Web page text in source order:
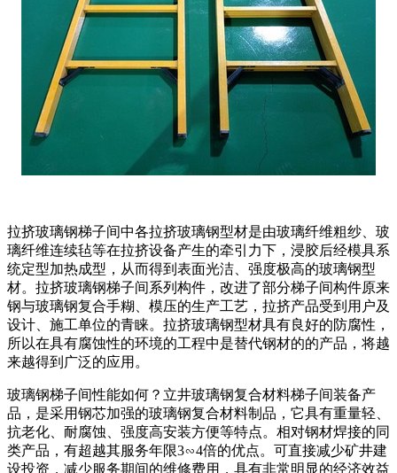
拉挤玻璃钢梯子间中各拉挤玻璃钢型材是由玻璃纤维粗纱、玻
璃纤维连续毡等在拉挤设备产生的牵引力下，浸胶后经模具系
统定型加热成型，从而得到表面光洁、强度极高的玻璃钢型
材。拉挤玻璃钢梯子间系列构件，改进了部分梯子间构件原来
钢与玻璃钢复合手糊、模压的生产工艺，拉挤产品受到用户及
设计、施工单位的青睐。拉挤玻璃钢型材具有良好的防腐性，
所以在具有腐蚀性的环境的工程中是替代钢材的的产品，将越
来越得到广泛的应用。
玻璃钢梯子间性能如何？立井玻璃钢复合材料梯子间装备产
品，是采用钢芯加强的玻璃钢复合材料制品，它具有重量轻、
抗老化、耐腐蚀、强度高安装方便等特点。相对钢材焊接的同
类产品，有超越其服务年限3∽4倍的优点。可直接减少矿井建
设投资，减少服务期间的维修费用，具有非常明显的经济效益